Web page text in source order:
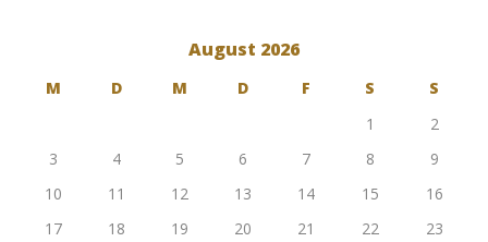
August 2026
M D M D F S
S
1
2
3
4 5 6 7 8
9
10
11 12 13 14 15
16
17
18 19 20 21 22
23